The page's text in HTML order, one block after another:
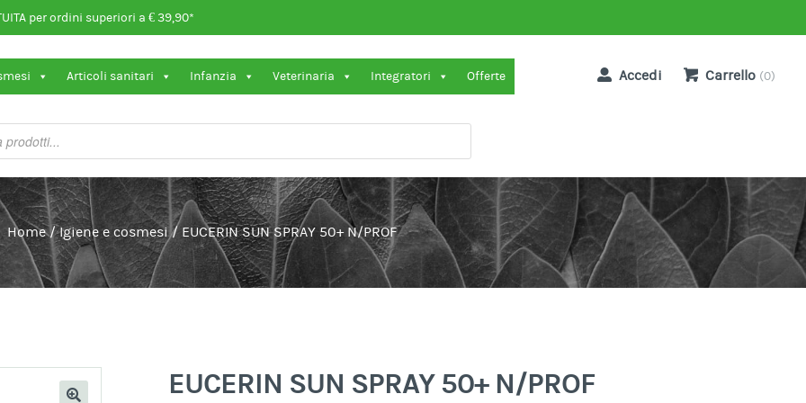
per ordini superiori a € 39,90*
Articoli sanitari Infanzia Veterinaria Integratori Offerte Accedi Carrello (0)
Home /Igiene e cosmesi / EUCERIN SUN SPRAY 50+ N/PROF
EUCERIN SUN SPRAY 50+ N/PROF